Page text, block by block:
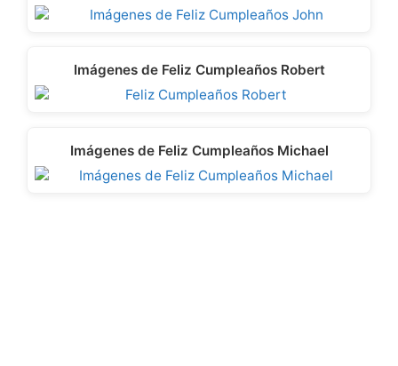
Imágenes de Feliz Cumpleaños Robert
Imágenes de Feliz Cumpleaños Michael